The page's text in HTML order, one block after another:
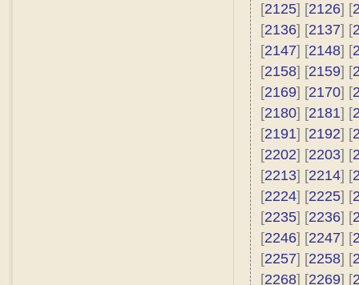
[2125] [2126] [
[2136] [2137] [
[2147] [2148] [
[2158] [2159] [
[2169] [2170] [
[2180] [2181] [
[2191] [2192] [
[2202] [2203] [
[2213] [2214] [
[2224] [2225] [
[2235] [2236] [
[2246] [2247] [
[2257] [2258] [
[2268] [2269] [